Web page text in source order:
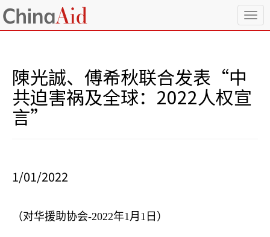
T
o
n
陳光誠、傅希秋联合发表“中
共迫害祸及全球：2022人权宣
言”
1/01/2022
（对华援助协会-2022年1月 1 日）